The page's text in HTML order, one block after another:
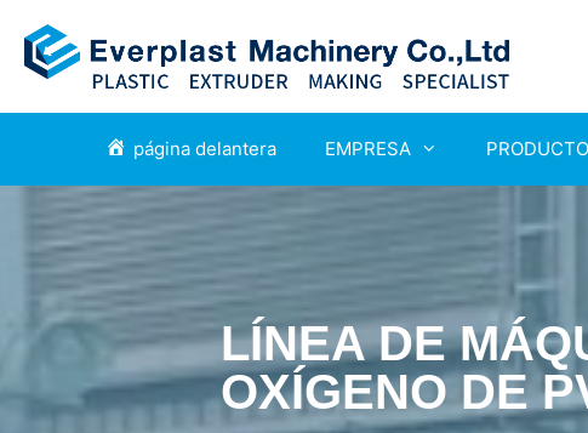
página delantera EMPRESA PRODUCTO
LÍNEA DE
OXÍGENO DE